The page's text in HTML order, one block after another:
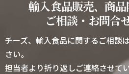
輸入食品販売、商
ご相談・お問合
チーズ、輸入食品に関するご相談
さい。
担当者より折り返しご連絡させて